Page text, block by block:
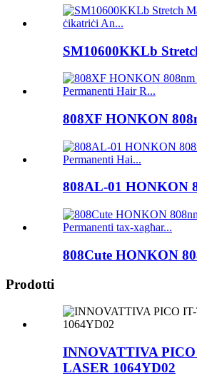
SM10600KKLb
808XF HONKON
808AL-01 HONKON
808Cute HONKON
Prodotti
INNOVATTIVA
LASER 1064YD02